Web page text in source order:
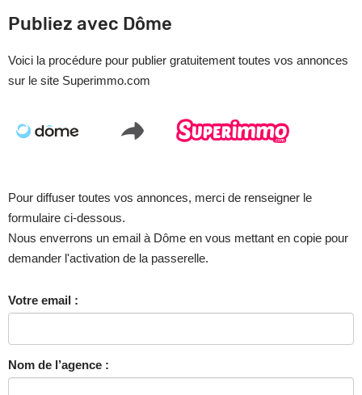
Publiez avec Dôme
Voici la procédure pour publier gratuitement toutes vos annonces
sur le site Superimmo.com
Pour diffuser toutes vos annonces, merci de renseigner le
formulaire ci-dessous.
Nous enverrons un email à Dôme en vous mettant en copie pour
demander l'activation de la passerelle.
Votre email :
Nom de l’agence :